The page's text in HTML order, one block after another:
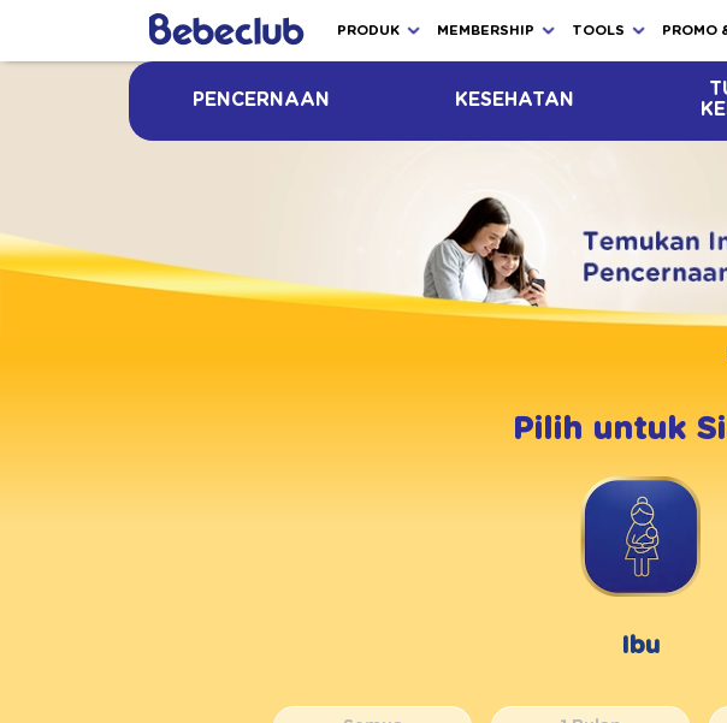
PRODUK MEMBERSHIP TOOLS PROMO
PENCERNAAN KESEHATAN
Pilih untuk
Ibu